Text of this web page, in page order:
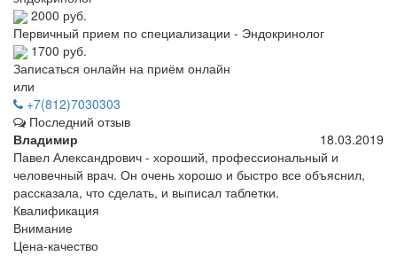
2000 руб.
Первичный прием по специализации - Эндокринолог
1700 руб.
Записаться онлайн на приём онлайн
или
+7(812)7030303
Последний отзыв
Владимир
18.03.2019
Павел Александрович - хороший, профессиональный и
человечный врач. Он очень хорошо и быстро все объяснил,
рассказала, что сделать, и выписал таблетки.
Квалификация
Внимание
Цена-качество